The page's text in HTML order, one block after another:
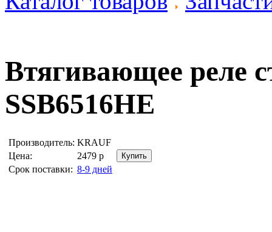
Втягивающее реле
SSB6516HE
Производитель: KRAUF
Цена:
2479 р
Срок поставки: 8-9 дней